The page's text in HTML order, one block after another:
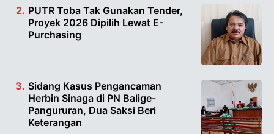
PUTR Toba Tak Gunakan Tender,
Proyek 2026 Dipilih Lewat E-
Purchasing
Sidang Kasus Pengancaman
Herbin Sinaga di PN Balige-
Pangururan, Dua Saksi Beri
Keterangan